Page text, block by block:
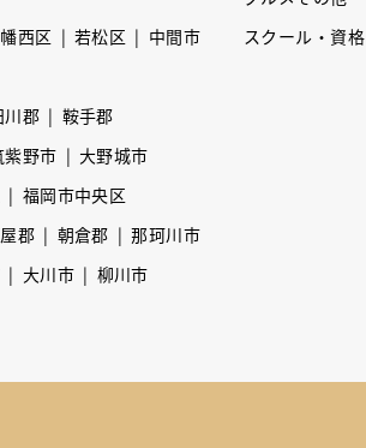
西区 若松区
中間市
川郡
鞍手郡
紫野市
大野城市
福岡市中央区
郡 朝倉郡
那珂川市
大川市
柳川市
スクール・資格